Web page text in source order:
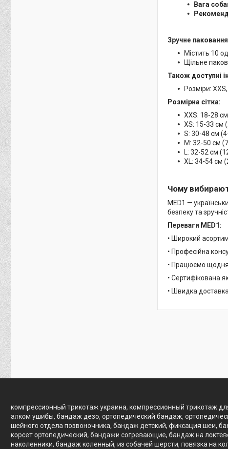
Вага
Зручне паковання
Містить 10
Щільне
Також доступні
Розміри:
Розмірна сітка:
XXS: 18-28
XS: 15-33 см
S: 30-48 см
M: 32-50 см
L: 32-52 см
XL: 34-54 см
Чому
MED1 —
безпеку та
Переваги MED1:
• Широкий
• Професійна
• Працюємо
• Сертифікована
• Швидка доставка
компрессионный трикотаж украина, компрессионный трикотаж
алком ушибы, бандаж дезо, ортопедический бандаж,
шейного отдела позвоночника, бандаж детский, фиксация шеи,
корсет ортопедический, бандажи согревающие, бандаж на
наколенники, бандаж коленный, из собачей шерсти, повязка на